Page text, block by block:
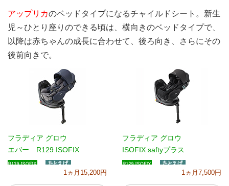
アップリカのベッドタイプになるチャイルドシート。新生
児～ひとり座りのできる頃は、横向きのベッドタイプで、
以降は赤ちゃんの成長に合わせて、後ろ向き、さらにその
後前向きで。
フラディア グロウ
エバー R129 ISOFIX
1ヵ月15,200円
フラディア グロウ
ISOFIX saftyプラス
1ヵ月7,500円